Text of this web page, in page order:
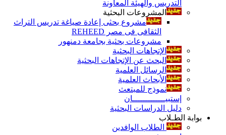
التدريس والهيئة المعاونة
المشروعات البحثية
مشروع بحثى إعادة صياغة تدريس التراث
الثقافى فى مصر REHEED
مشروعات بحثية بجامعة دمنهور
الإتجاهات البحثية
البحث عن الإتجاهات البحثية
الرسائل العلمية
الأبحاث العلمية
نموذج للمبتعث
إستبيـــــــــــــان
دليل الدراسات البحثية
بوابة الطـلاب
الطلاب الوافدين